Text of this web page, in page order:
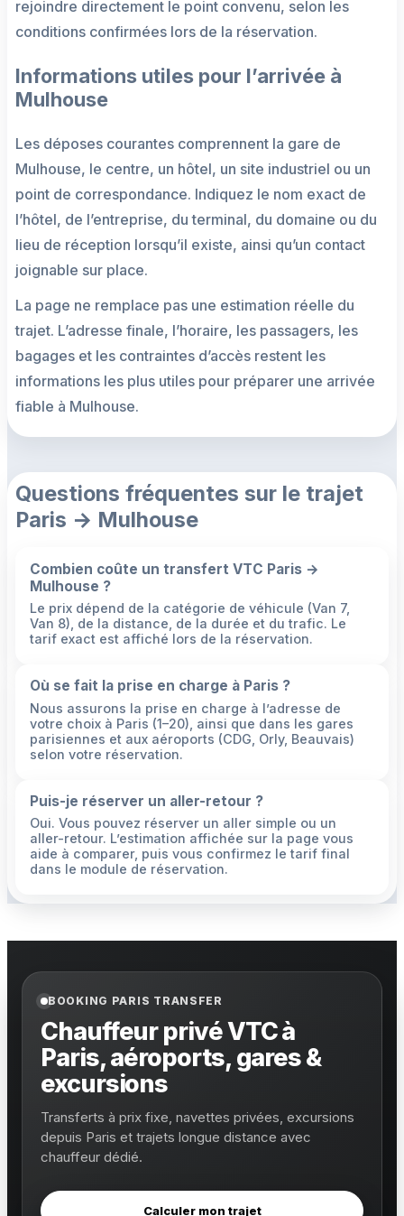
rejoindre directement le point convenu, selon les
conditions confirmées lors de la réservation.
Informations utiles pour l’arrivée à
Mulhouse
Les déposes courantes comprennent la gare de
Mulhouse, le centre, un hôtel, un site industriel ou un
point de correspondance. Indiquez le nom exact de
l’hôtel, de l’entreprise, du terminal, du domaine ou du
lieu de réception lorsqu’il existe, ainsi qu’un contact
joignable sur place.
La page ne remplace pas une estimation réelle du
trajet. L’adresse finale, l’horaire, les passagers, les
bagages et les contraintes d’accès restent les
informations les plus utiles pour préparer une arrivée
fiable à Mulhouse.
Questions fréquentes sur le trajet
Paris → Mulhouse
Combien coûte un transfert VTC Paris →
Mulhouse ?
Le prix dépend de la catégorie de véhicule (Van 7,
Van 8), de la distance, de la durée et du trafic. Le
tarif exact est affiché lors de la réservation.
Où se fait la prise en charge à Paris ?
Nous assurons la prise en charge à l’adresse de
votre choix à Paris (1–20), ainsi que dans les gares
parisiennes et aux aéroports (CDG, Orly, Beauvais)
selon votre réservation.
Puis-je réserver un aller-retour ?
Oui. Vous pouvez réserver un aller simple ou un
aller-retour. L’estimation affichée sur la page vous
aide à comparer, puis vous confirmez le tarif final
dans le module de réservation.
BOOKING PARIS TRANSFER
Chauffeur privé VTC à
Paris, aéroports, gares &
excursions
Transferts à prix fixe, navettes privées, excursions
depuis Paris et trajets longue distance avec
chauffeur dédié.
Calculer mon trajet